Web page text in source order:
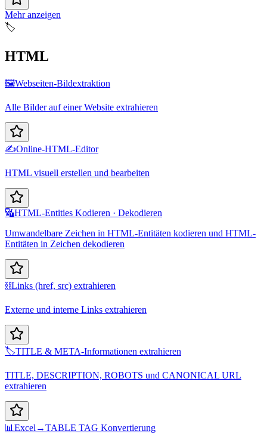
Mehr anzeigen
🏷️
HTML
🖼️Webseiten-Bildextraktion
Alle Bilder auf einer Website extrahieren
✍️Online-HTML-Editor
HTML visuell erstellen und bearbeiten
🔣HTML-Entities Kodieren · Dekodieren
Umwandelbare Zeichen in HTML-Entitäten kodieren und HTML-
Entitäten in Zeichen dekodieren
⛓️Links (href, src) extrahieren
Externe und interne Links extrahieren
🏷️TITLE & META-Informationen extrahieren
TITLE, DESCRIPTION, ROBOTS und CANONICAL URL
extrahieren
📊 Excel→TABLE TAG Konvertierung